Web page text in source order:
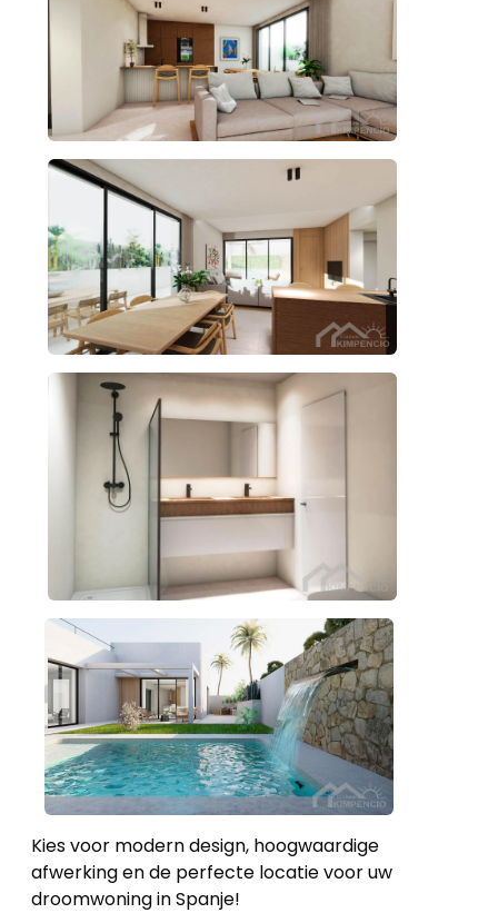
Kies voor modern design, hoogwaardige
afwerking en de perfecte locatie voor uw
droomwoning in Spanje!